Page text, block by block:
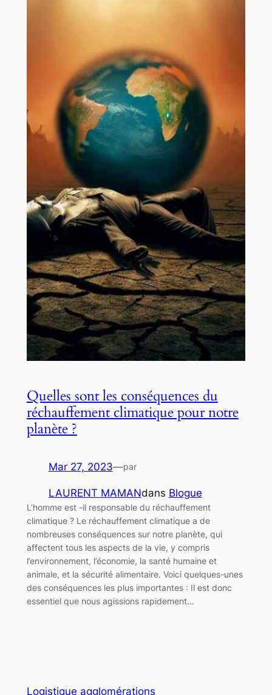
Quelles sont les conséquences du
réchauffement climatique pour notre
planète ?
Mar 27, 2023—par
LAURENT MAMANdans Blogue
L’homme est -il responsable du réchauffement
climatique ? Le réchauffement climatique a de
nombreuses conséquences sur notre planète, qui
affectent tous les aspects de la vie, y compris
l’environnement, l’économie, la santé humaine et
animale, et la sécurité alimentaire. Voici quelques-unes
des conséquences les plus importantes : Il est donc
essentiel que nous agissions rapidement…
Logistique agglomérations